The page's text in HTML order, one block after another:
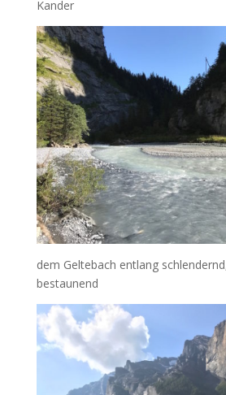
Kander
dem Geltebach entlang
bestaunend